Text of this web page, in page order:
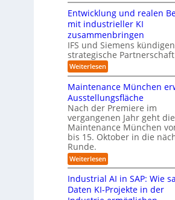
s
t
e
l
l
e
r
n
d
e
r
B
2
B
V
o
r
a
u
s
w
a
h
l
e
h
m
e
r
n
c
h
d
e
r
Z
e
i
t
v
o
T
e
a
m
t
r
i
t
I
n
d
u
t
r
i
a
l
n
i
v
e
r
s
a
l
u
t
o
m
t
i
o
n
Entwicklung und realen
mit industrieller KI
zusammenbringen
IFS und Siemens
strategische
Weiterlesen:
E
t
w
c
k
l
u
g
u
n
d
r
Maintenance München
Ausstellungsfläche
Nach der Premiere im
vergangenen Jahr geht die
Maintenance München
bis 15. Oktober in die
Runde.
Weiterlesen:
M
a
i
n
Industrial AI in SAP: Wie
Daten KI-Projekte in der